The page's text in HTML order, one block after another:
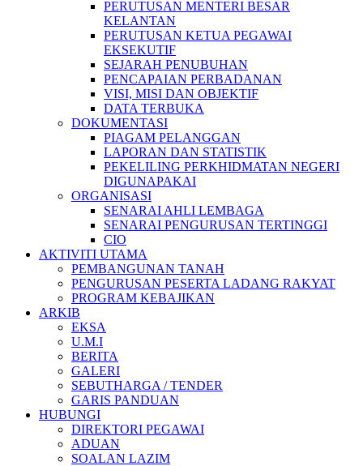
PERUTUSAN MENTERI BESAR
KELANTAN
PERUTUSAN KETUA PEGAWAI
EKSEKUTIF
SEJARAH PENUBUHAN
PENCAPAIAN PERBADANAN
VISI, MISI DAN OBJEKTIF
DATA TERBUKA
DOKUMENTASI
PIAGAM PELANGGAN
LAPORAN DAN STATISTIK
PEKELILING PERKHIDMATAN NEGERI
DIGUNAPAKAI
ORGANISASI
SENARAI AHLI LEMBAGA
SENARAI PENGURUSAN TERTINGGI
CIO
AKTIVITI UTAMA
PEMBANGUNAN TANAH
PENGURUSAN PESERTA LADANG RAKYAT
PROGRAM KEBAJIKAN
ARKIB
EKSA
U.M.I
BERITA
GALERI
SEBUTHARGA / TENDER
GARIS PANDUAN
HUBUNGI
DIREKTORI PEGAWAI
ADUAN
SOALAN LAZIM